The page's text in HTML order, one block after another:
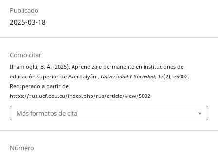
Publicado
2025-03-18
Cómo citar
Ilham oglu, B. A. (2025). Aprendizaje permanente en instituciones de
educación superior de Azerbaiyán . Universidad Y Sociedad, 17(2), e5002.
Recuperado a partir de
https://rus.ucf.edu.cu/index.php/rus/article/view/5002
Más formatos de cita
Número